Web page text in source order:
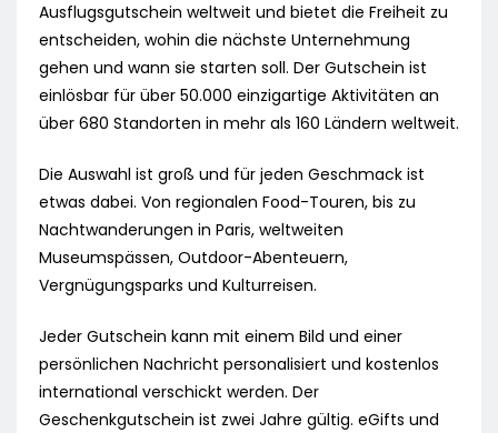
Ausflugsgutschein weltweit und bietet die Freiheit zu
entscheiden, wohin die nächste Unternehmung
gehen und wann sie starten soll. Der Gutschein ist
einlösbar für über 50.000 einzigartige Aktivitäten an
über 680 Standorten in mehr als 160 Ländern weltweit.
Die Auswahl ist groß und für jeden Geschmack ist
etwas dabei. Von regionalen Food-Touren, bis zu
Nachtwanderungen in Paris, weltweiten
Museumspässen, Outdoor-Abenteuern,
Vergnügungsparks und Kulturreisen.
Jeder Gutschein kann mit einem Bild und einer
persönlichen Nachricht personalisiert und kostenlos
international verschickt werden. Der
Geschenkgutschein ist zwei Jahre gültig. eGifts und